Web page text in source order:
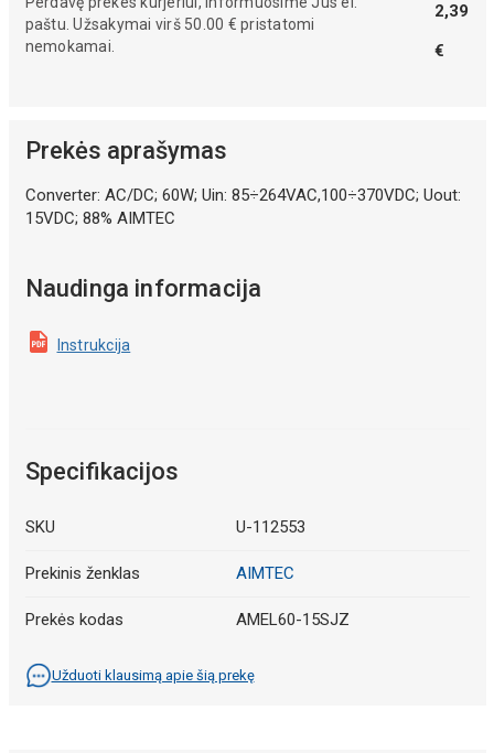
paštu. Užsakymai virš 50.00 € pristatomi
nemokamai.
2,39
€
Prekės aprašymas
Converter: AC/DC; 60W; Uin: 85÷264VAC,100÷370VDC; Uout:
15VDC; 88% AIMTEC
Naudinga informacija
Instrukcija
Specifikacijos
SKU U-112553
Prekinis ženklas AIMTEC
Prekės kodas AMEL60-15SJZ
Užduoti klausimą apie šią prekę